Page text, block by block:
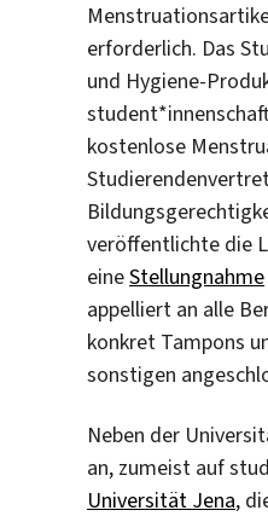
erforderlich. Das
und Hygiene-
kostenlose
veröffentlichte die
eineStellungnahme
appelliert an alle
konkret Tampons
sonstigen
Neben der
an, zumeist auf
Universität Jena,